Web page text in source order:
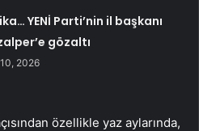
YENİ Parti’nin il başkanı
gözaltı
2026
özellikle yaz aylarında,